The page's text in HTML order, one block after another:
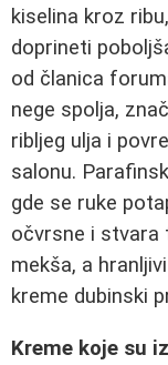
kiselina kroz
doprineti
od članica
nege spolja,
ribljeg ulja i
salonu.
gde se ruke
očvrsne i stvara
mekša, a
kreme dubinski
Kreme koje su